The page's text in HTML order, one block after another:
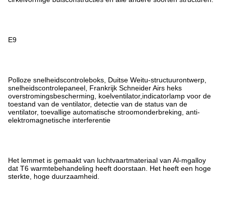
E9
Polloze snelheidscontroleboks, Duitse Weitu-structuurontwerp,
snelheidscontrolepaneel, Frankrijk Schneider Airs heks
overstromingsbescherming, koelventilator,indicatorlamp voor de
toestand van de ventilator, detectie van de status van de
ventilator, toevallige automatische stroomonderbreking, anti-
elektromagnetische interferentie
Het lemmet is gemaakt van luchtvaartmateriaal van Al-mgalloy
dat T6 warmtebehandeling heeft doorstaan. Het heeft een hoge
sterkte, hoge duurzaamheid.